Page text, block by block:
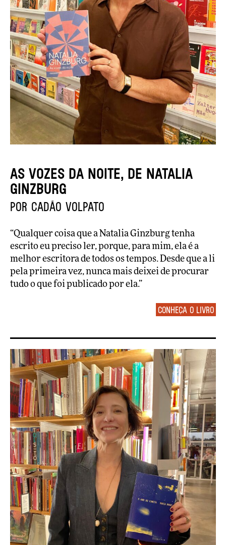
As vozes da noite, de Natalia
Ginzburg
por Cadão Volpato
“Qualquer coisa que a Natalia Ginzburg tenha
escrito eu preciso ler, porque, para mim, ela é a
melhor escritora de todos os tempos. Desde que a li
pela primeira vez, nunca mais deixei de procurar
tudo o que foi publicado por ela.”
Conheça o livro